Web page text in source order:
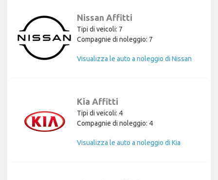
Nissan Affitti
Tipi di veicoli: 7
Compagnie di noleggio: 7
Visualizza le auto a noleggio di Nissan
Kia Affitti
Tipi di veicoli: 4
Compagnie di noleggio: 4
Visualizza le auto a noleggio di Kia